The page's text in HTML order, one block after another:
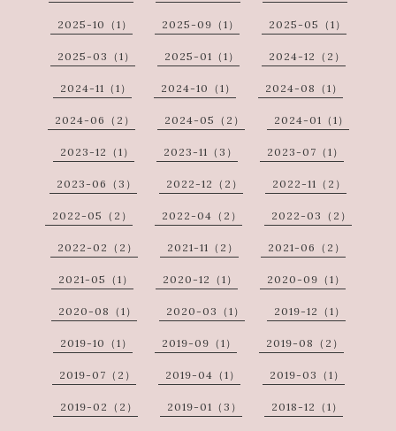
2025-10（1） 2025-09（1） 2025-05（1）
2025-03（1） 2025-01（1） 2024-12（2）
2024-11（1） 2024-10（1） 2024-08（1）
2024-06（2） 2024-05（2） 2024-01（1）
2023-12（1） 2023-11（3） 2023-07（1）
2023-06（3） 2022-12（2） 2022-11（2）
2022-05（2） 2022-04（2） 2022-03（2）
2022-02（2） 2021-11（2） 2021-06（2）
2021-05（1） 2020-12（1） 2020-09（1）
2020-08（1） 2020-03（1） 2019-12（1）
2019-10（1） 2019-09（1） 2019-08（2）
2019-07（2） 2019-04（1） 2019-03（1）
2019-02（2） 2019-01（3） 2018-12（1）